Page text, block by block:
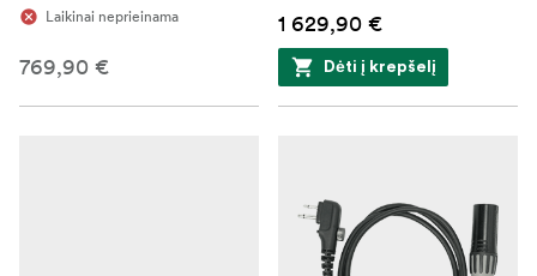
Laikinai neprieinama
769,90 €
1 629,90 €
Dėti į krepšelį